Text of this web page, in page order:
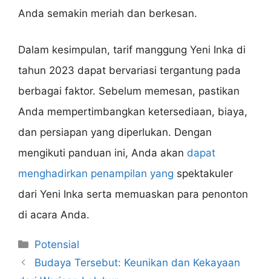
Anda semakin meriah dan berkesan.
Dalam kesimpulan, tarif manggung Yeni Inka di
tahun 2023 dapat bervariasi tergantung pada
berbagai faktor. Sebelum memesan, pastikan
Anda mempertimbangkan ketersediaan, biaya,
dan persiapan yang diperlukan. Dengan
mengikuti panduan ini, Anda akan dapat
menghadirkan penampilan yang spektakuler
dari Yeni Inka serta memuaskan para penonton
di acara Anda.
Categories
Potensial
Budaya Tersebut: Keunikan dan Kekayaan